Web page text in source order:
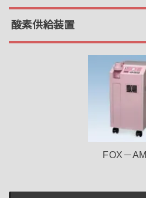
酸素供給装置
FOX－